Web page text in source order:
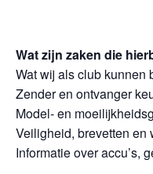
Wat zijn zaken die
Wat wij als club kunnen
Zender en ontvanger
Model- en
Veiligheid, brevetten en
Informatie over accu’s,